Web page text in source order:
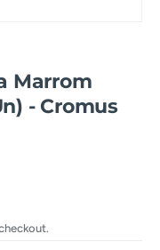
Marrom
- Cromus